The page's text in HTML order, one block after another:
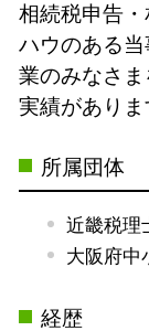
相続税申告
ハウのある当
業のみなさ
実績がありま
所属団体
近畿税理
大阪府中
経歴